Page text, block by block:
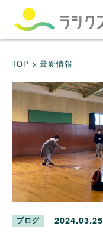
TOP > 最新情報
ブログ 2024.03.25